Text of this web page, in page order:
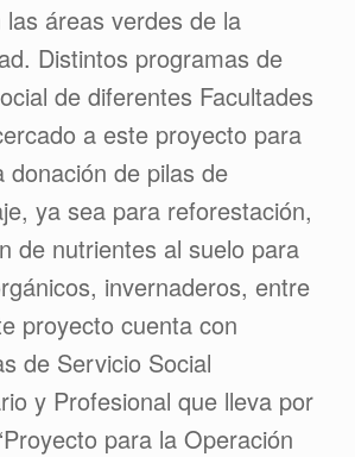
las áreas verdes de la
Distintos programas de
de diferentes Facultades
a este proyecto para
donación de pilas de
ya sea para reforestación,
de nutrientes al suelo para
invernaderos, entre
proyecto cuenta con
de Servicio Social
y Profesional que lleva por
para la Operación